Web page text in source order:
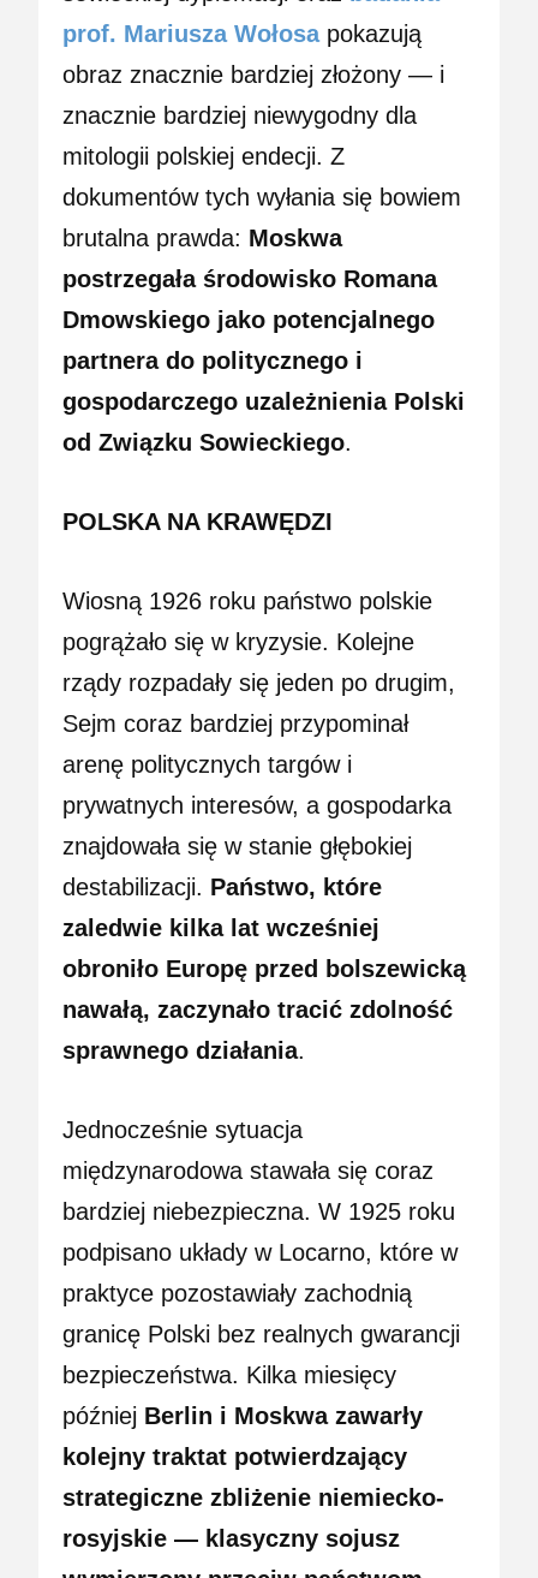
prof. Mariusza Wołosa pokazują
obraz znacznie bardziej złożony — i
znacznie bardziej niewygodny dla
mitologii polskiej endecji. Z
dokumentów tych wyłania się bowiem
brutalna prawda: Moskwa
postrzegała środowisko Romana
Dmowskiego jako potencjalnego
partnera do politycznego i
gospodarczego uzależnienia Polski
od Związku Sowieckiego.
POLSKA NA KRAWĘDZI
Wiosną 1926 roku państwo polskie
pogrążało się w kryzysie. Kolejne
rządy rozpadały się jeden po drugim,
Sejm coraz bardziej przypominał
arenę politycznych targów i
prywatnych interesów, a gospodarka
znajdowała się w stanie głębokiej
destabilizacji. Państwo, które
zaledwie kilka lat wcześniej
obroniło Europę przed bolszewicką
nawałą, zaczynało tracić zdolność
sprawnego działania.
Jednocześnie sytuacja
międzynarodowa stawała się coraz
bardziej niebezpieczna. W 1925 roku
podpisano układy w Locarno, które w
praktyce pozostawiały zachodnią
granicę Polski bez realnych gwarancji
bezpieczeństwa. Kilka miesięcy
później Berlin i Moskwa zawarły
kolejny traktat potwierdzający
strategiczne zbliżenie niemiecko-
rosyjskie — klasyczny sojusz